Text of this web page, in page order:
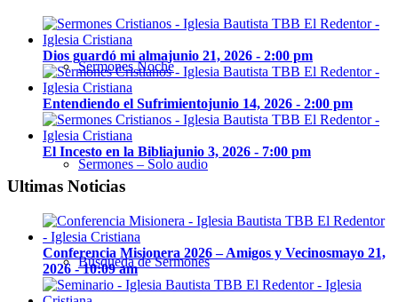
Sermones Noche
Sermones – Solo audio
Búsqueda de Sermones
Dios guardó mi almajunio 21, 2026 - 2:00 pm
Entendiendo el Sufrimientojunio 14, 2026 - 2:00 pm
El Incesto en la Bibliajunio 3, 2026 - 7:00 pm
Ultimas Noticias
Conferencia Misionera 2026 – Amigos y Vecinosmayo 21,
2026 - 10:09 am